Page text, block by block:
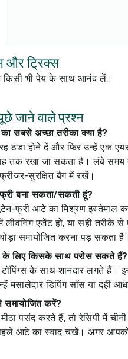
और ट्रिक्स
किसी भी पेय के साथ आनंद लें।
जाने वाले प्रश्न
सबसे अच्छा तरीका क्या है?
ठंडा होने दें और फिर उन्हें एक
तक रखा जा सकता है। लंबे
सुरक्षित बैग में रखें।
फ्री बना सकता/सकती हूं?
फ्री आटे का मिश्रण इस्तेमाल
लीवनिंग एजेंट हो, या सही
समायोजित करना पड़ सकता है।
के लिए किसके साथ परोस सकते हैं?
टॉपिंग्स के साथ शानदार लगते
मसालेदार डिपिंग सॉस या दही
समायोजित करें?
पसंद करते हैं, तो रेसिपी में
का स्वाद चखें। अगर आपको